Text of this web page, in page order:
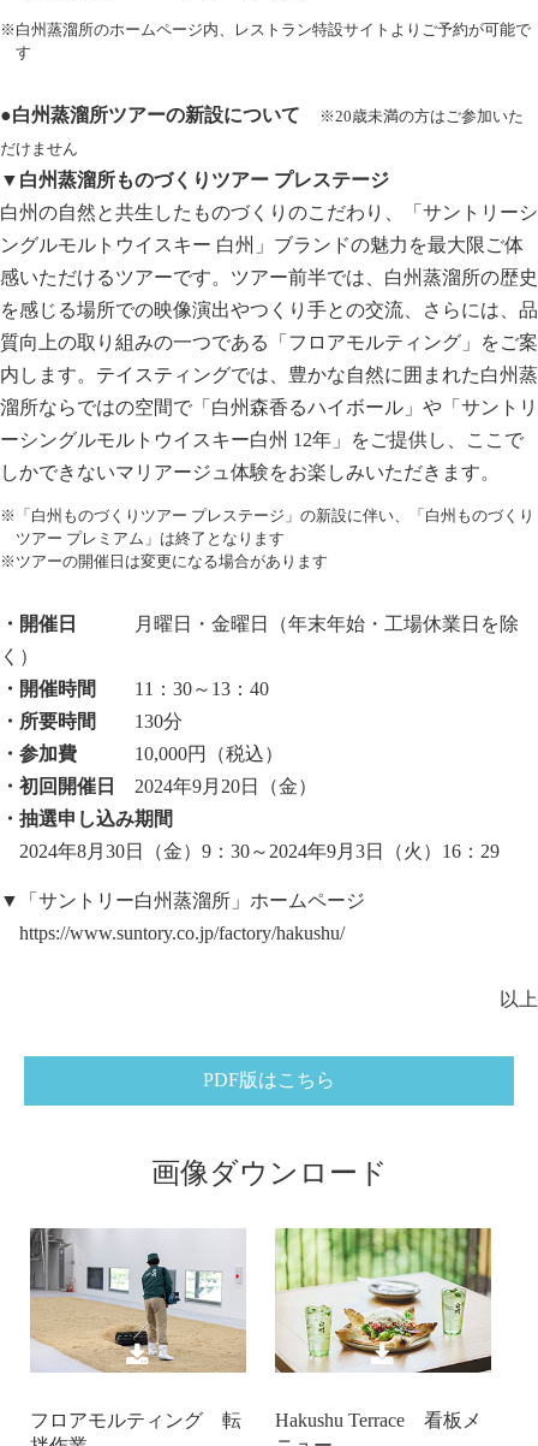
※白州蒸溜所のホームページ内、レストラン特設サイトよりご予約が可能で
す
●白州蒸溜所ツアーの新設について
※20歳未満の方はご参加いた
だけません
▼白州蒸溜所ものづくりツアー プレステージ
白州の自然と共生したものづくりのこだわり、「サントリーシ
ングルモルトウイスキー 白州」ブランドの魅力を最大限ご体
感いただけるツアーです。ツアー前半では、白州蒸溜所の歴史
を感じる場所での映像演出やつくり手との交流、さらには、品
質向上の取り組みの一つである「フロアモルティング」をご案
内します。テイスティングでは、豊かな自然に囲まれた白州蒸
溜所ならではの空間で「白州森香るハイボール」や「サントリ
ーシングルモルトウイスキー白州 12年」をご提供し、ここで
しかできないマリアージュ体験をお楽しみいただきます。
※「白州ものづくりツアー プレステージ」の新設に伴い、「白州ものづくり
ツアー プレミアム」は終了となります
※ツアーの開催日は変更になる場合があります
・開催日
月曜日・金曜日（年末年始・工場休業日を除
く）
・開催時間
11：30～13：40
・所要時間
130分
・参加費 10,000円（税込）
・初回開催日
2024年9月20日（金）
・抽選申し込み期間
2024年8月30日（金）9：30～2024年9月3日（火）16：29
▼「サントリー白州蒸溜所」ホームページ
https://www.suntory.co.jp/factory/hakushu/
以上
PDF版はこちら
画像ダウンロード
フロアモルティング 転
Hakushu Terrace 看板メ